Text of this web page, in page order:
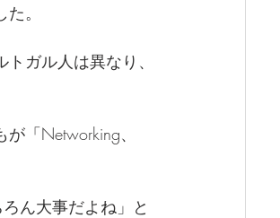
。
ガル人は異なり、
「Networking、
ん大事だよね」と